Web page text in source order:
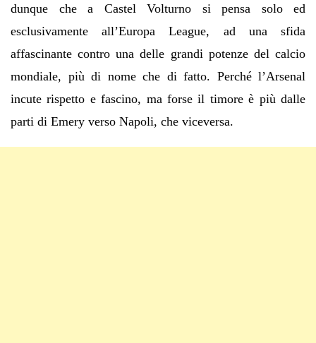
dunque che a Castel Volturno si pensa solo ed
esclusivamente all’Europa League, ad una sfida
affascinante contro una delle grandi potenze del calcio
mondiale, più di nome che di fatto. Perché l’Arsenal
incute rispetto e fascino, ma forse il timore è più dalle
parti di Emery verso Napoli, che viceversa.